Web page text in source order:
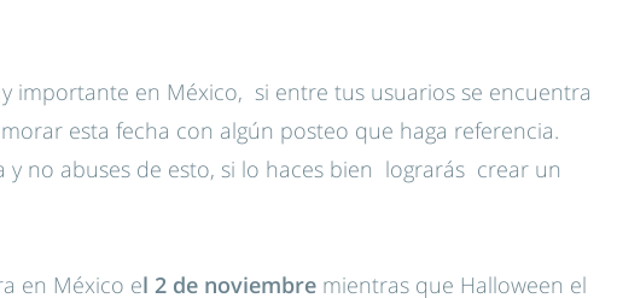
importante en México, si entre tus usuarios se encuentra
esta fecha con algún posteo que haga referencia.
no abuses de esto, si lo haces bien lograrás crear un
en México el 2 de noviembremientras que Halloween el